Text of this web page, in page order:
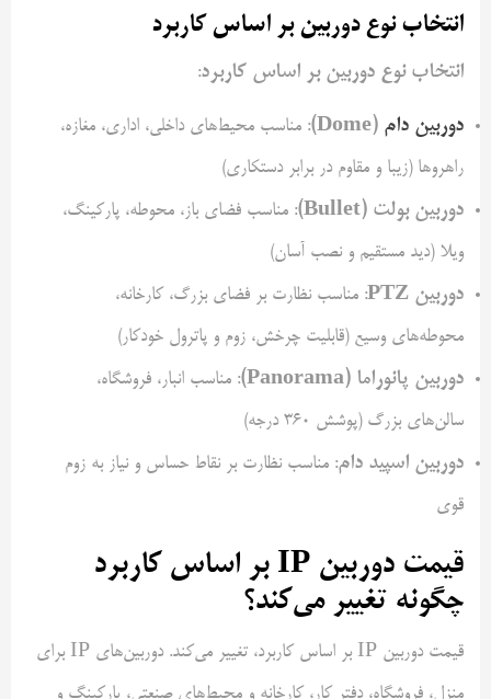
انتخاب نوع دوربین بر اساس کاربرد
انتخاب نوع دوربین بر اساس کاربرد:
دوربین دام (Dome)
: مناسب محیط‌های داخلی، اداری، مغازه،
راهروها (زیبا و مقاوم در برابر دستکاری)
دوربین بولت (Bullet)
: مناسب فضای باز، محوطه، پارکینگ،
ویلا (دید مستقیم و نصب آسان)
دوربین PTZ
: مناسب نظارت بر فضای بزرگ، کارخانه،
محوطه‌های وسیع (قابلیت چرخش، زوم و پاترول خودکار)
دوربین پانوراما (Panorama)
: مناسب انبار، فروشگاه،
سالن‌های بزرگ (پوشش 360 درجه)
دوربین اسپید دام: مناسب نظارت بر نقاط حساس و نیاز به زوم
قوی
قیمت دوربین IP بر اساس کاربرد
چگونه تغییر می‌کند؟
قیمت دوربین IP بر اساس کاربرد، تغییر می‌کند. دوربین‌های IP برای